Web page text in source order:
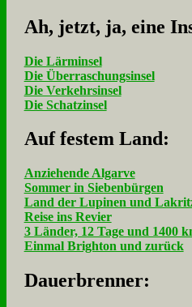
Ah, jetzt, ja, ei­ne
Die Lärminsel
Die Überraschungsinsel
Die Verkehrsinsel
Die Schatzinsel
Auf fe­stem Land:
Anziehende Algarve
Sommer in Siebenbürgen
Land der Lupinen und
Reise ins Revier
3 Länder, 12 Tage und 1400
Einmal Brighton und zurück
Dau­er­bren­ner: